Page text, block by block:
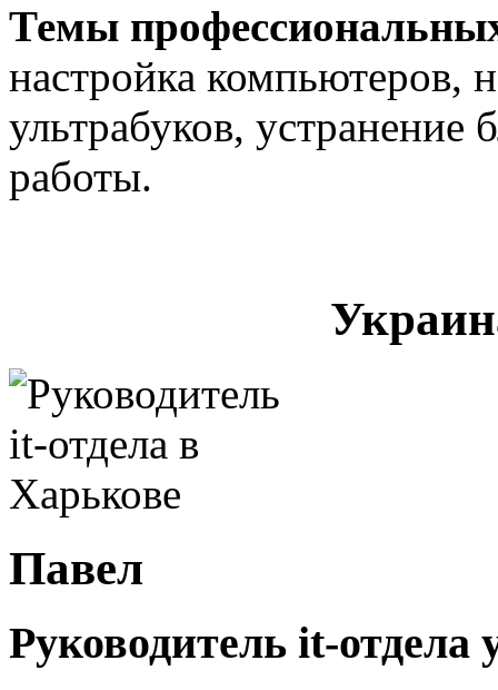
Темы
настройка компьютеров,
ультрабуков,
работы.
Павел
Руководитель it-отдела